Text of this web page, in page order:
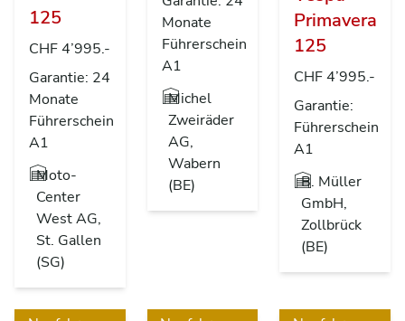
125
CHF 4’995.-
Garantie: 24
Monate
Führerschein
A1
Moto-
Center
West AG,
St. Gallen
(SG)
Monate
Führerschein
A1
Michel
Zweiräder
AG,
Wabern
(BE)
Primavera
125
CHF 4’995.-
Garantie:
Führerschein
A1
B. Müller
GmbH,
Zollbrück
(BE)